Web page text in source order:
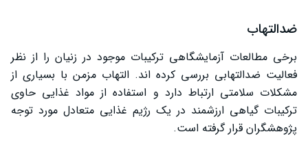
ضدالتهاب
برخی مطالعات آزمایشگاهی ترکیبات موجود در زنیان را از نظر
فعالیت ضدالتهابی بررسی کرده ‌اند. التهاب مزمن با بسیاری از
مشکلات سلامتی ارتباط دارد و استفاده از مواد غذایی حاوی
ترکیبات گیاهی ارزشمند در یک رژیم غذایی متعادل مورد توجه
پژوهشگران قرار گرفته است.